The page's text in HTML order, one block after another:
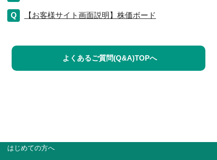
【お客様サイト画面説明】株価ボード
よくあるご質問(Q&A)TOPへ
はじめての方へ